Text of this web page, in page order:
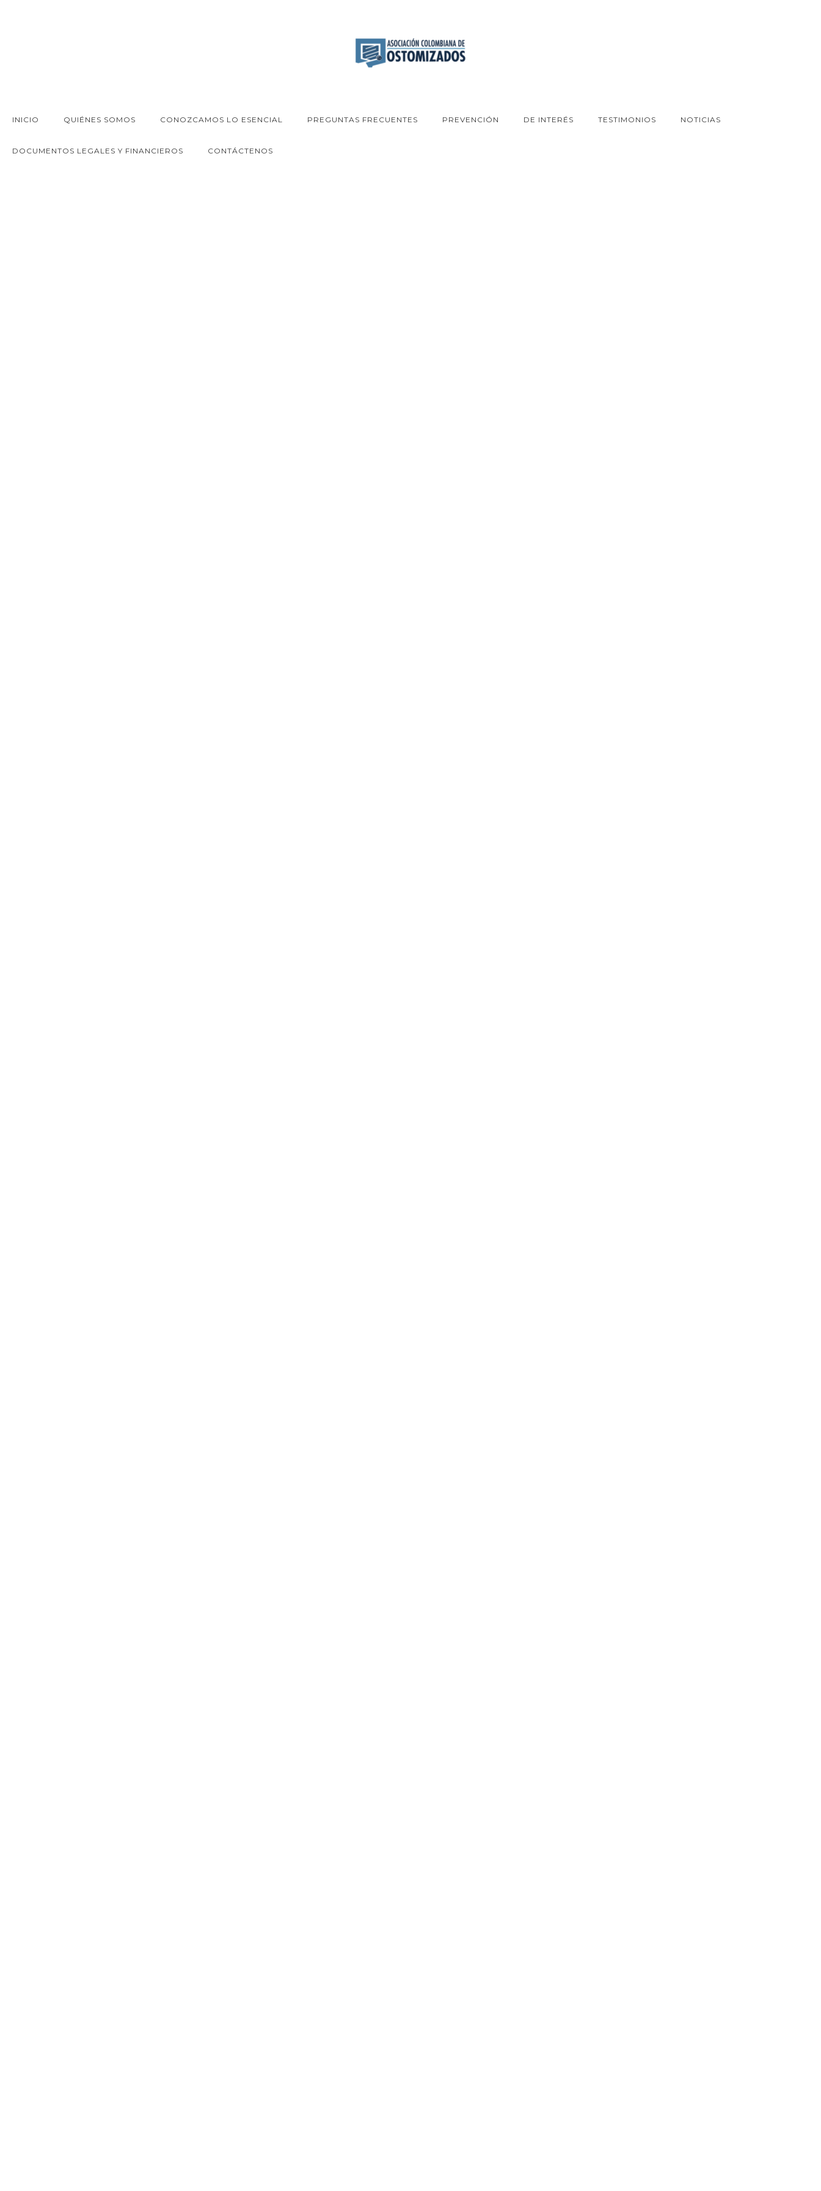
INICIO QUIÉNES SOMOS CONOZCAMOS LO ESENCIAL PREGUNTAS FRECUENTES PREVENCIÓN DE INTERÉS TESTIMONIOS NOTICIAS
DOCUMENTOS LEGALES Y FINANCIEROS CONTÁCTENOS